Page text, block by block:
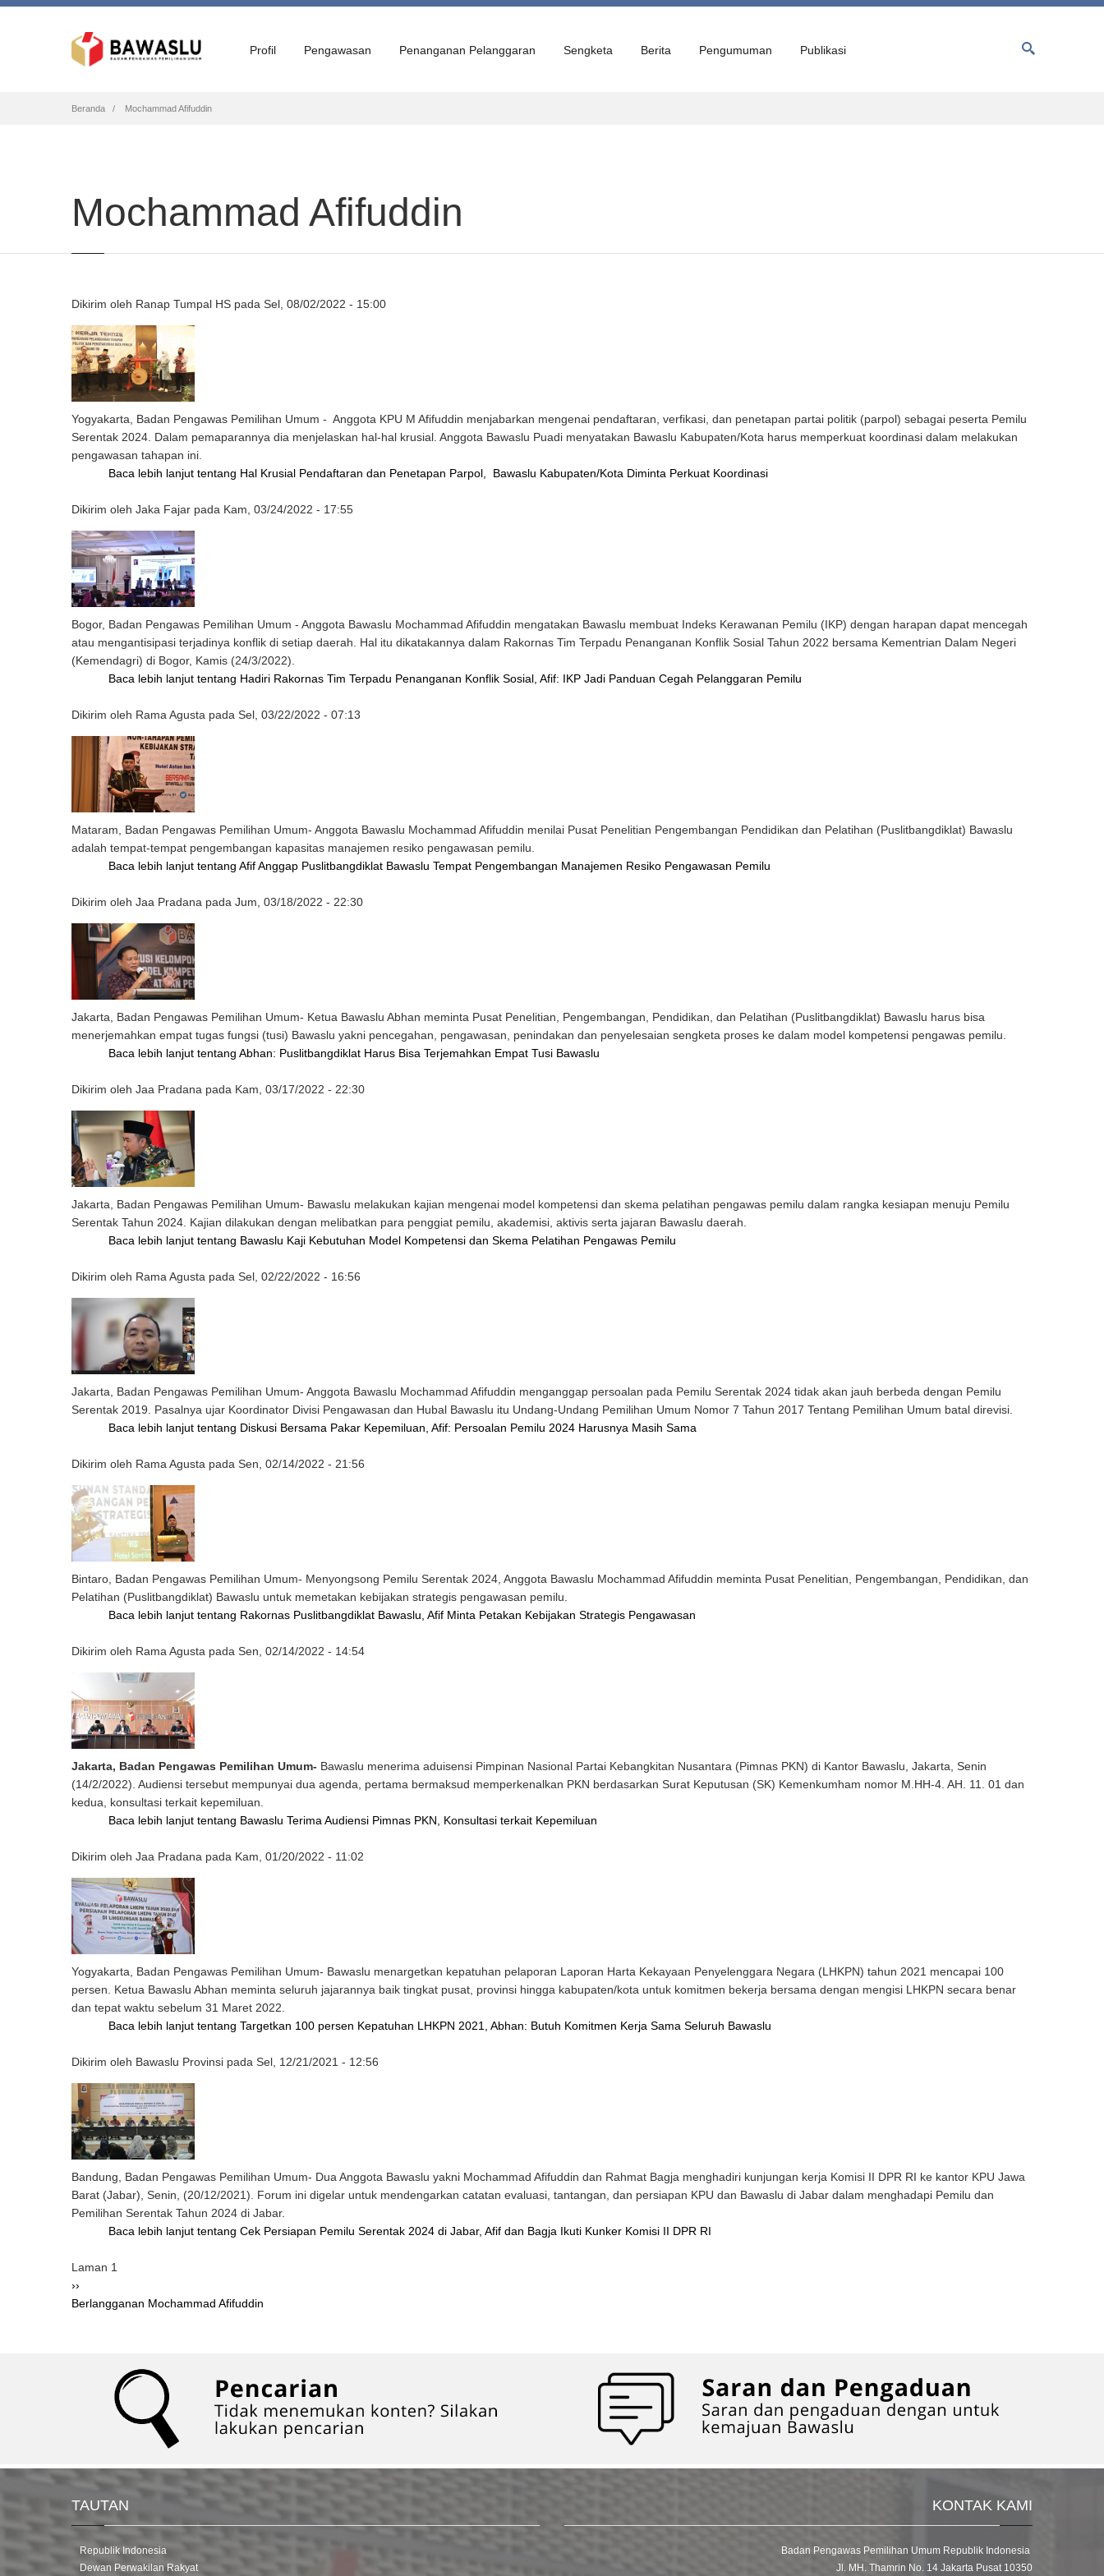
Profil Pengawasan Penanganan Pelanggaran Sengketa Berita Pengumuman Publikasi
Breadcrumb
Beranda Mochammad Afifuddin
Mochammad Afifuddin
Dikirim oleh Ranap Tumpal HS pada Sel, 08/02/2022 - 15:00
Yogyakarta, Badan Pengawas Pemilihan Umum - Anggota KPU M Afifuddin menjabarkan mengenai pendaftaran, verfikasi, dan penetapan partai politik (parpol) sebagai peserta Pemilu
Serentak 2024. Dalam pemaparannya dia menjelaskan hal-hal krusial. Anggota Bawaslu Puadi menyatakan Bawaslu Kabupaten/Kota harus memperkuat koordinasi dalam melakukan
pengawasan tahapan ini.
Baca lebih lanjut tentang Hal Krusial Pendaftaran dan Penetapan Parpol, Bawaslu Kabupaten/Kota Diminta Perkuat Koordinasi
Dikirim oleh Jaka Fajar pada Kam, 03/24/2022 - 17:55
Bogor, Badan Pengawas Pemilihan Umum - Anggota Bawaslu Mochammad Afifuddin mengatakan Bawaslu membuat Indeks Kerawanan Pemilu (IKP) dengan harapan dapat mencegah
atau mengantisipasi terjadinya konflik di setiap daerah. Hal itu dikatakannya dalam Rakornas Tim Terpadu Penanganan Konflik Sosial Tahun 2022 bersama Kementrian Dalam Negeri
(Kemendagri) di Bogor, Kamis (24/3/2022).
Baca lebih lanjut tentang Hadiri Rakornas Tim Terpadu Penanganan Konflik Sosial, Afif: IKP Jadi Panduan Cegah Pelanggaran Pemilu
Dikirim oleh Rama Agusta pada Sel, 03/22/2022 - 07:13
Mataram, Badan Pengawas Pemilihan Umum- Anggota Bawaslu Mochammad Afifuddin menilai Pusat Penelitian Pengembangan Pendidikan dan Pelatihan (Puslitbangdiklat) Bawaslu
adalah tempat-tempat pengembangan kapasitas manajemen resiko pengawasan pemilu.
Baca lebih lanjut tentang Afif Anggap Puslitbangdiklat Bawaslu Tempat Pengembangan Manajemen Resiko Pengawasan Pemilu
Dikirim oleh Jaa Pradana pada Jum, 03/18/2022 - 22:30
Jakarta, Badan Pengawas Pemilihan Umum- Ketua Bawaslu Abhan meminta Pusat Penelitian, Pengembangan, Pendidikan, dan Pelatihan (Puslitbangdiklat) Bawaslu harus bisa
menerjemahkan empat tugas fungsi (tusi) Bawaslu yakni pencegahan, pengawasan, penindakan dan penyelesaian sengketa proses ke dalam model kompetensi pengawas pemilu.
Baca lebih lanjut tentang Abhan: Puslitbangdiklat Harus Bisa Terjemahkan Empat Tusi Bawaslu
Dikirim oleh Jaa Pradana pada Kam, 03/17/2022 - 22:30
Jakarta, Badan Pengawas Pemilihan Umum- Bawaslu melakukan kajian mengenai model kompetensi dan skema pelatihan pengawas pemilu dalam rangka kesiapan menuju Pemilu
Serentak Tahun 2024. Kajian dilakukan dengan melibatkan para penggiat pemilu, akademisi, aktivis serta jajaran Bawaslu daerah.
Baca lebih lanjut tentang Bawaslu Kaji Kebutuhan Model Kompetensi dan Skema Pelatihan Pengawas Pemilu
Dikirim oleh Rama Agusta pada Sel, 02/22/2022 - 16:56
Jakarta, Badan Pengawas Pemilihan Umum- Anggota Bawaslu Mochammad Afifuddin menganggap persoalan pada Pemilu Serentak 2024 tidak akan jauh berbeda dengan Pemilu
Serentak 2019. Pasalnya ujar Koordinator Divisi Pengawasan dan Hubal Bawaslu itu Undang-Undang Pemilihan Umum Nomor 7 Tahun 2017 Tentang Pemilihan Umum batal direvisi.
Baca lebih lanjut tentang Diskusi Bersama Pakar Kepemiluan, Afif: Persoalan Pemilu 2024 Harusnya Masih Sama
Dikirim oleh Rama Agusta pada Sen, 02/14/2022 - 21:56
Bintaro, Badan Pengawas Pemilihan Umum- Menyongsong Pemilu Serentak 2024, Anggota Bawaslu Mochammad Afifuddin meminta Pusat Penelitian, Pengembangan, Pendidikan, dan
Pelatihan (Puslitbangdiklat) Bawaslu untuk memetakan kebijakan strategis pengawasan pemilu.
Baca lebih lanjut tentang Rakornas Puslitbangdiklat Bawaslu, Afif Minta Petakan Kebijakan Strategis Pengawasan
Dikirim oleh Rama Agusta pada Sen, 02/14/2022 - 14:54
Jakarta, Badan Pengawas Pemilihan Umum- Bawaslu menerima aduisensi Pimpinan Nasional Partai Kebangkitan Nusantara (Pimnas PKN) di Kantor Bawaslu, Jakarta, Senin
(14/2/2022). Audiensi tersebut mempunyai dua agenda, pertama bermaksud memperkenalkan PKN berdasarkan Surat Keputusan (SK) Kemenkumham nomor M.HH-4. AH. 11. 01 dan
kedua, konsultasi terkait kepemiluan.
Baca lebih lanjut tentang Bawaslu Terima Audiensi Pimnas PKN, Konsultasi terkait Kepemiluan
Dikirim oleh Jaa Pradana pada Kam, 01/20/2022 - 11:02
Yogyakarta, Badan Pengawas Pemilihan Umum- Bawaslu menargetkan kepatuhan pelaporan Laporan Harta Kekayaan Penyelenggara Negara (LHKPN) tahun 2021 mencapai 100
persen. Ketua Bawaslu Abhan meminta seluruh jajarannya baik tingkat pusat, provinsi hingga kabupaten/kota untuk komitmen bekerja bersama dengan mengisi LHKPN secara benar
dan tepat waktu sebelum 31 Maret 2022.
Baca lebih lanjut tentang Targetkan 100 persen Kepatuhan LHKPN 2021, Abhan: Butuh Komitmen Kerja Sama Seluruh Bawaslu
Dikirim oleh Bawaslu Provinsi pada Sel, 12/21/2021 - 12:56
Bandung, Badan Pengawas Pemilihan Umum- Dua Anggota Bawaslu yakni Mochammad Afifuddin dan Rahmat Bagja menghadiri kunjungan kerja Komisi II DPR RI ke kantor KPU Jawa
Barat (Jabar), Senin, (20/12/2021). Forum ini digelar untuk mendengarkan catatan evaluasi, tantangan, dan persiapan KPU dan Bawaslu di Jabar dalam menghadapi Pemilu dan
Pemilihan Serentak Tahun 2024 di Jabar.
Baca lebih lanjut tentang Cek Persiapan Pemilu Serentak 2024 di Jabar, Afif dan Bagja Ikuti Kunker Komisi II DPR RI
Pagination
Laman 1
Halaman
berikutnya
››
Berlangganan Mochammad Afifuddin
TAUTAN
Republik Indonesia
Dewan Perwakilan Rakyat
KONTAK KAMI
Badan Pengawas Pemilihan Umum Republik Indonesia
Jl. MH. Thamrin No. 14 Jakarta Pusat 10350